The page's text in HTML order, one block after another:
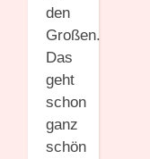
den
Großen.
Das
geht
schon
ganz
schön